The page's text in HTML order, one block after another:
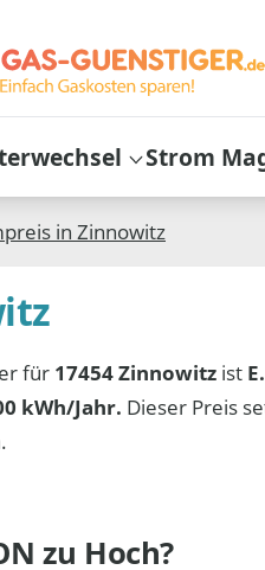
Strom
in Zinnowitz
für 17454 Zinnowitz ist
kWh/Jahr. Dieser Preis
.
zu Hoch?